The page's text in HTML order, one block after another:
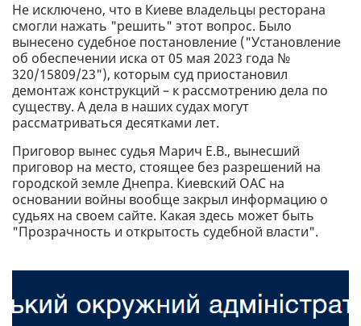
Не исключено, что в Киеве владельцы ресторана
смогли нажать "решить" этот вопрос. Было
вынесено судебное постановление ("Установление
об обеспечении иска от 05 мая 2023 года №
320/15809/23"), которым суд приостановил
демонтаж конструкций – к рассмотрению дела по
существу. А дела в наших судах могут
рассматриваться десятками лет.
Приговор вынес судья Марич Е.В., вынесший
приговор на место, стоящее без разрешений на
городской земле Днепра. Киевский ОАС на
основании войны вообще закрыл информацию о
судьях на своем сайте. Какая здесь может быть
"Прозрачность и открытость судебной власти".